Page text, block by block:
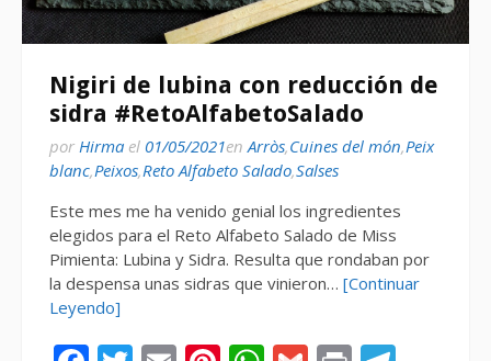
Nigiri de lubina con reducción de
sidra #RetoAlfabetoSalado
por Hirma el 01/05/2021enArròs,Cuines del món,Peix
blanc,Peixos,Reto Alfabeto Salado,Salses
Este mes me ha venido genial los ingredientes
elegidos para el Reto Alfabeto Salado de Miss
Pimienta: Lubina y Sidra. Resulta que rondaban por
la despensa unas sidras que vinieron… [Continuar
Leyendo]